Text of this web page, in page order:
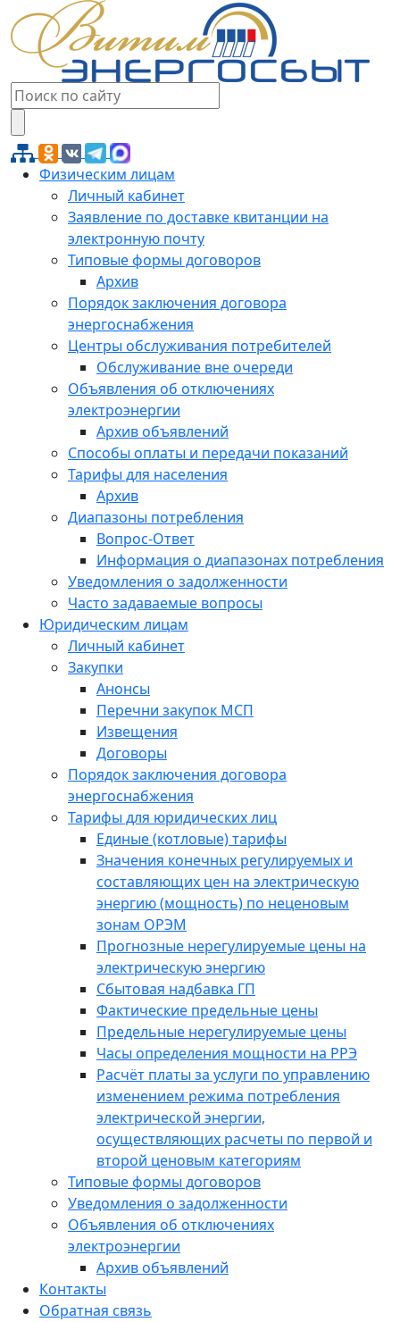
Физическим лицам
Личный кабинет
Заявление по доставке квитанции на
электронную почту
Типовые формы договоров
Архив
Порядок заключения договора
энергоснабжения
Центры обслуживания потребителей
Обслуживание вне очереди
Объявления об отключениях
электроэнергии
Архив объявлений
Способы оплаты и передачи показаний
Тарифы для населения
Архив
Диапазоны потребления
Вопрос-Ответ
Информация о диапазонах потребления
Уведомления о задолженности
Часто задаваемые вопросы
Юридическим лицам
Личный кабинет
Закупки
Анонсы
Перечни закупок МСП
Извещения
Договоры
Порядок заключения договора
энергоснабжения
Тарифы для юридических лиц
Единые (котловые) тарифы
Значения конечных регулируемых и
составляющих цен на электрическую
энергию (мощность) по неценовым
зонам ОРЭМ
Прогнозные нерегулируемые цены на
электрическую энергию
Сбытовая надбавка ГП
Фактические предельные цены
Предельные нерегулируемые цены
Часы определения мощности на РРЭ
Расчёт платы за услуги по управлению
изменением режима потребления
электрической энергии,
осуществляющих расчеты по первой и
второй ценовым категориям
Типовые формы договоров
Уведомления о задолженности
Объявления об отключениях
электроэнергии
Архив объявлений
Контакты
Обратная связь